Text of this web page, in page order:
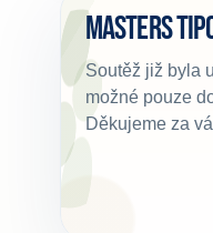
Masters
Soutěž již byla
možné pouze
Děkujeme za